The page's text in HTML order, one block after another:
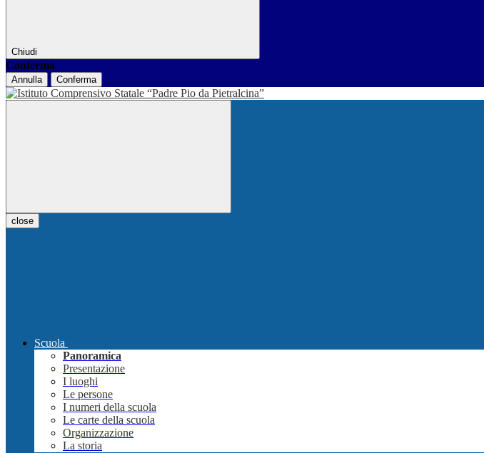
Chiudi
Conferma
Annulla Conferma
close
Scuola
Panoramica
Presentazione
I luoghi
Le persone
I numeri della scuola
Le carte della scuola
Organizzazione
La storia